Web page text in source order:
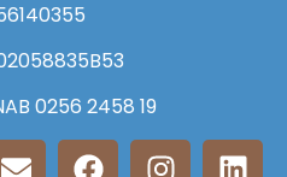
0256 2458 19